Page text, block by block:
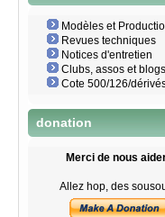
Modèles et
Revues techniques
Notices d'entretien
Clubs, assos et blogs
Cote 500/126/
donation
Merci de nous
Allez hop, des